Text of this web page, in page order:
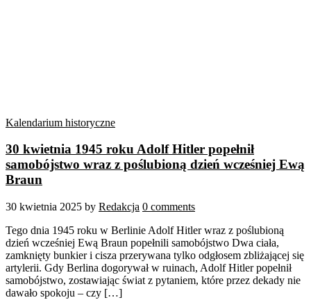
Kalendarium historyczne
30 kwietnia 1945 roku Adolf Hitler popełnił
samobójstwo wraz z poślubioną dzień wcześniej Ewą
Braun
30 kwietnia 2025 by Redakcja 0 comments
Tego dnia 1945 roku w Berlinie Adolf Hitler wraz z poślubioną
dzień wcześniej Ewą Braun popełnili samobójstwo Dwa ciała,
zamknięty bunkier i cisza przerywana tylko odgłosem zbliżającej się
artylerii. Gdy Berlina dogorywał w ruinach, Adolf Hitler popełnił
samobójstwo, zostawiając świat z pytaniem, które przez dekady nie
dawało spokoju – czy […]